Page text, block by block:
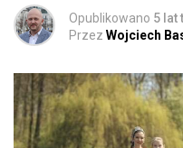
Opublikowano 5 lat
Przez Wojciech